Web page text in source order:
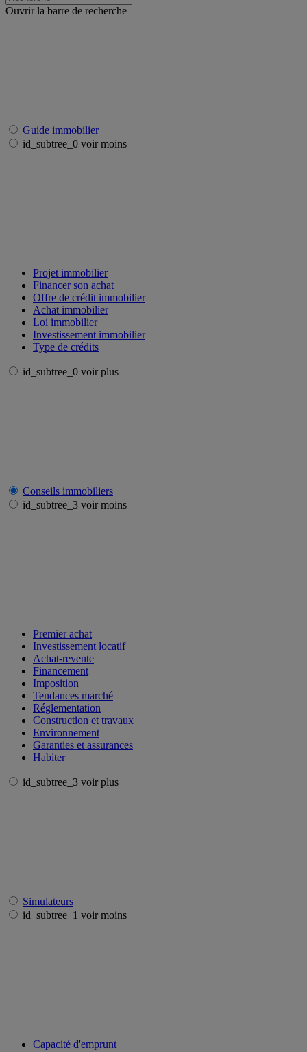
Ouvrir la barre de recherche
Guide immobilier
id_subtree_0 voir moins
Projet immobilier
Financer son achat
Offre de crédit immobilier
Achat immobilier
Loi immobilier
Investissement immobilier
Type de crédits
id_subtree_0 voir plus
Conseils immobiliers
id_subtree_3 voir moins
Premier achat
Investissement locatif
Achat-revente
Financement
Imposition
Tendances marché
Réglementation
Construction et travaux
Environnement
Garanties et assurances
Habiter
id_subtree_3 voir plus
Simulateurs
id_subtree_1 voir moins
Capacité d'emprunt